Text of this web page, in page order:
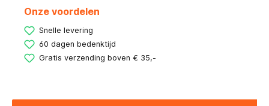
Onze voordelen
Snelle levering
60 dagen bedenktijd
Gratis verzending boven € 35,-